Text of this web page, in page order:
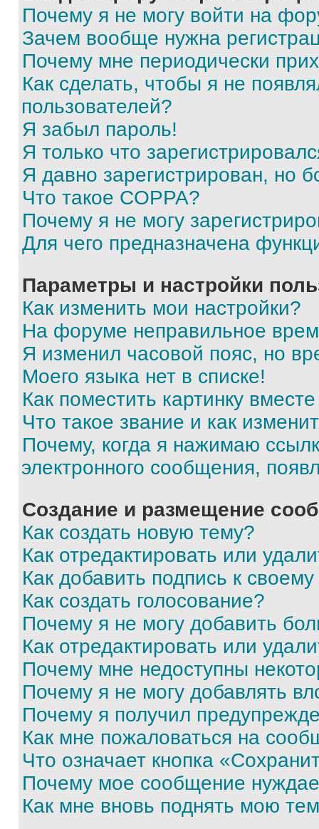
Почему я не могу войти на
Зачем вообще нужна
Почему мне периодически
Как сделать, чтобы я не
пользователей?
Я забыл пароль!
Я только что
Я давно зарегистрирован, но
Что такое COPPA?
Почему я не могу
Для чего предназначена
Параметры и настройки
Как изменить мои настройки?
На форуме неправильное
Я изменил часовой пояс, но
Моего языка нет в списке!
Как поместить картинку
Что такое звание и как
Почему, когда я нажимаю
электронного сообщения,
Создание и размещение
Как создать новую тему?
Как отредактировать или
Как добавить подпись к
Как создать голосование?
Почему я не могу добавить
Как отредактировать или
Почему мне недоступны
Почему я не могу добавлять
Почему я получил
Как мне пожаловаться на
Что означает кнопка
Почему мое сообщение
Как мне вновь поднять мою